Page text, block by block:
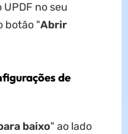
no seu
botão "Abrir
de
baixo" ao lado